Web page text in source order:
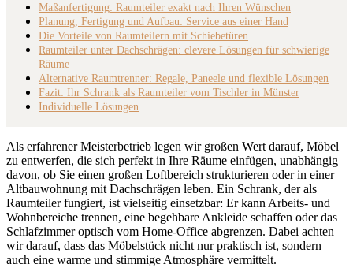
Maßanfertigung: Raumteiler exakt nach Ihren Wünschen
Planung, Fertigung und Aufbau: Service aus einer Hand
Die Vorteile von Raumteilern mit Schiebetüren
Raumteiler unter Dachschrägen: clevere Lösungen für schwierige
Räume
Alternative Raumtrenner: Regale, Paneele und flexible Lösungen
Fazit: Ihr Schrank als Raumteiler vom Tischler in Münster
Individuelle Lösungen
Als erfahrener Meisterbetrieb legen wir großen Wert darauf, Möbel
zu entwerfen, die sich perfekt in Ihre Räume einfügen, unabhängig
davon, ob Sie einen großen Loftbereich strukturieren oder in einer
Altbauwohnung mit Dachschrägen leben. Ein Schrank, der als
Raumteiler fungiert, ist vielseitig einsetzbar: Er kann Arbeits- und
Wohnbereiche trennen, eine begehbare Ankleide schaffen oder das
Schlafzimmer optisch vom Home-Office abgrenzen. Dabei achten
wir darauf, dass das Möbelstück nicht nur praktisch ist, sondern
auch eine warme und stimmige Atmosphäre vermittelt.